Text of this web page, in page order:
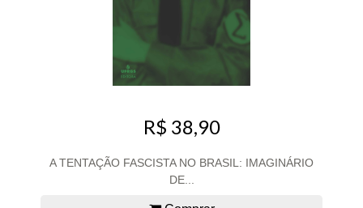
R$ 38,90
A TENTAÇÃO FASCISTA NO BRASIL: IMAGINÁRIO
DE...